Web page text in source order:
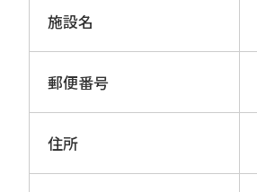
施設名
郵便番号
住所